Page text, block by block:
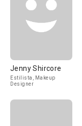
Jenny Shircore
Estilista, Makeup
Designer